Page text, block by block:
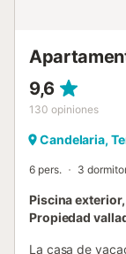
9,6
130 opiniones
Candelaria,
6 pers. 3
Piscina
Propiedad
La casa de